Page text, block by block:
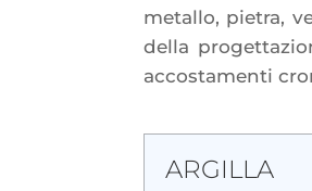
metallo, pietra,
della
accostamenti
ARGILLA